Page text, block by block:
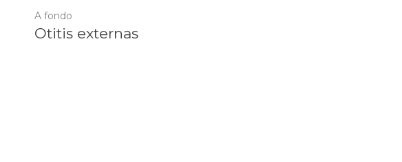
A fondo
Otitis externas